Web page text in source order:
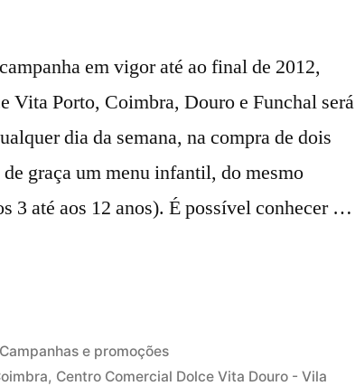
em vigor até ao final de 2012,
Vita Porto, Coimbra, Douro e Funchal será
dia da semana, na compra de dois
graça um menu infantil, do mesmo
3 até aos 12 anos). É possível conhecer …
Publicado
Campanhas e promoções
, Centro Comercial Dolce Vita Douro - Vila